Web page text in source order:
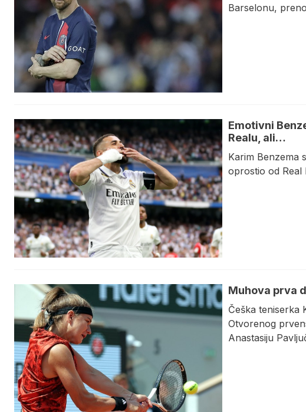
Barselonu,
Emotivni
Realu, ali…
Karim Benzema
oprostio od Real
Muhova prva
Češka teniserka
Otvorenog
Anastasiju